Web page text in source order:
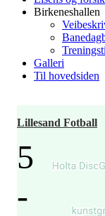
Birkeneshallen
Galleri
Til hovedsiden
Lillesand Fotball
5
-